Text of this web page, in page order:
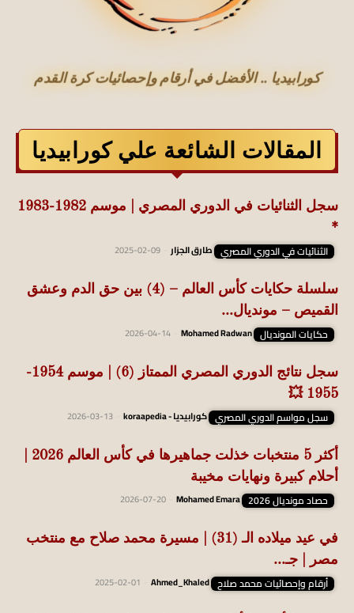
كورابيديا .. الأفضل في أرقام وإحصائيات كرة القدم
المقالات الشائعة علي كورابيديا
سجل الثنائيات في الدوري المصري | موسم 1982-1983
*
الثنائيات في الدوري المصري طارق الجزار 2025-02-09
سلسلة حكايات كأس العالم – (4) بين حق الدم وعشق
القميص – مونديال...
حكايات المونديال Mohamed Radwan
2026-04-14
سجل نتائج الدوري المصري الممتاز (6) | موسم 1954-
1955 💥
سجل مواسم الدوري المصري كورابيديا - koraapedia 2026-03-13
أحلام كبيرة ونهايات مخيبة
حصاد مونديال 2026 Mohamed Emara
2026-07-20
في عيد ميلاده الـ (31) | مسيرة محمد صلاح مع منتخب
مصر | جـ...
أرقام وإحصائيات محمد صلاح Ahmed_Khaled
2025-02-01